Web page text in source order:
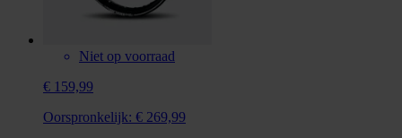
Niet op voorraad
€ 159,99
Oorspronkelijk: € 269,99